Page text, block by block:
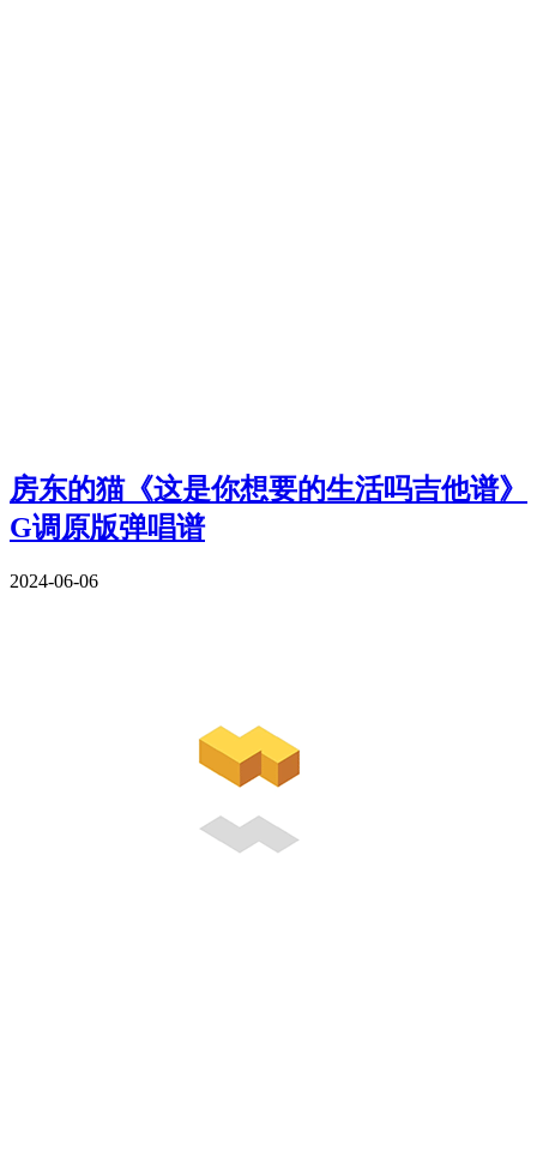
房东的猫《这是你想要的生活吗吉他谱》
G调原版弹唱谱
2024-06-06